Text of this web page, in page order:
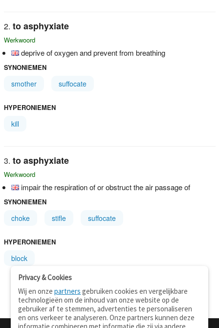
to asphyxiate
Werkwoord
deprive of oxygen and prevent from breathing
SYNONIEMEN
smother suffocate
HYPERONIEMEN
kill
to asphyxiate
Werkwoord
impair the respiration of or obstruct the air passage of
SYNONIEMEN
choke stifle suffocate
HYPERONIEMEN
block
Privacy & Cookies
Wij en onzepartners gebruiken cookies en vergelijkbare
technologieën om de inhoud van onze website op de
gebruiker af te stemmen, advertenties te personaliseren
en ons verkeer te analyseren. Onze partners kunnen deze